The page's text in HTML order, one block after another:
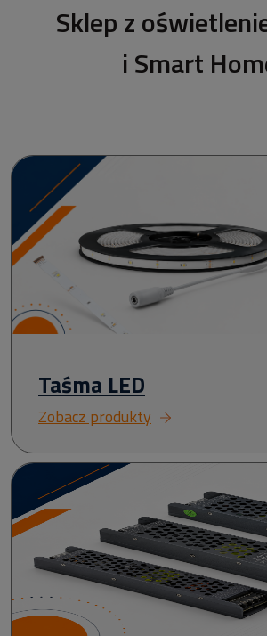
Sklep z
i Smart
Taśma LED
Zobacz produkty